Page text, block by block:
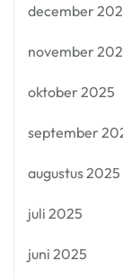
december
november
oktober 2025
september
augustus 2025
juli 2025
juni 2025